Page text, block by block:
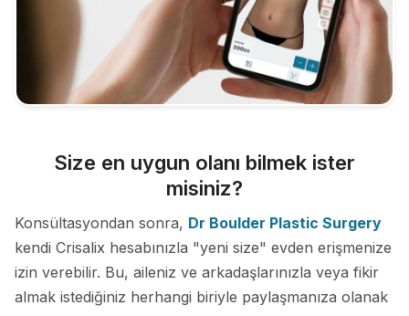
Size en uygun olanı bilmek ister
misiniz?
Konsültasyondan sonra, Dr Boulder Plastic Surgery
kendi Crisalix hesabınızla "yeni size" evden erişmenize
izin verebilir. Bu, aileniz ve arkadaşlarınızla veya fikir
almak istediğiniz herhangi biriyle paylaşmanıza olanak